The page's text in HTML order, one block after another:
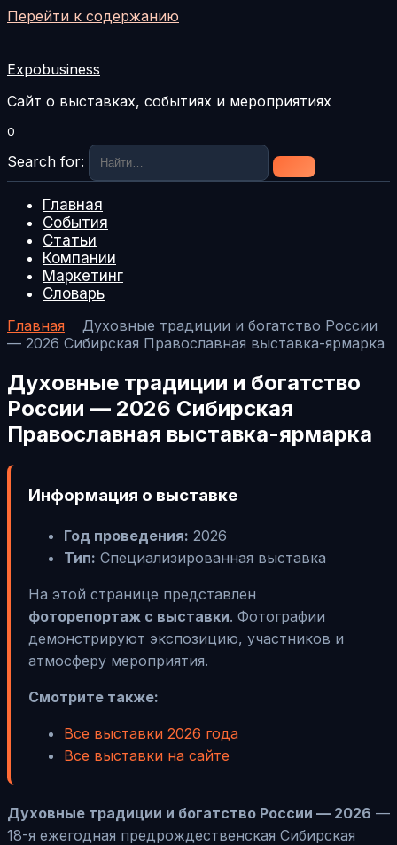
Перейти к содержанию
Expobusiness
Сайт о выставках, событиях и мероприятиях
0
Search for:
Главная
События
Статьи
Компании
Маркетинг
Словарь
Главная
Духовные традиции и богатство России
— 2026 Сибирская Православная выставка-ярмарка
Духовные традиции и богатство
России — 2026 Сибирская
Православная выставка-ярмарка
Информация о выставке
Год проведения: 2026
Тип: Специализированная выставка
На этой странице представлен
фоторепортаж с выставки. Фотографии
демонстрируют экспозицию, участников и
атмосферу мероприятия.
Смотрите также:
Все выставки 2026 года
Все выставки на сайте
Духовные традиции и богатство России — 2026 —
18-я ежегодная предрождественская Сибирская